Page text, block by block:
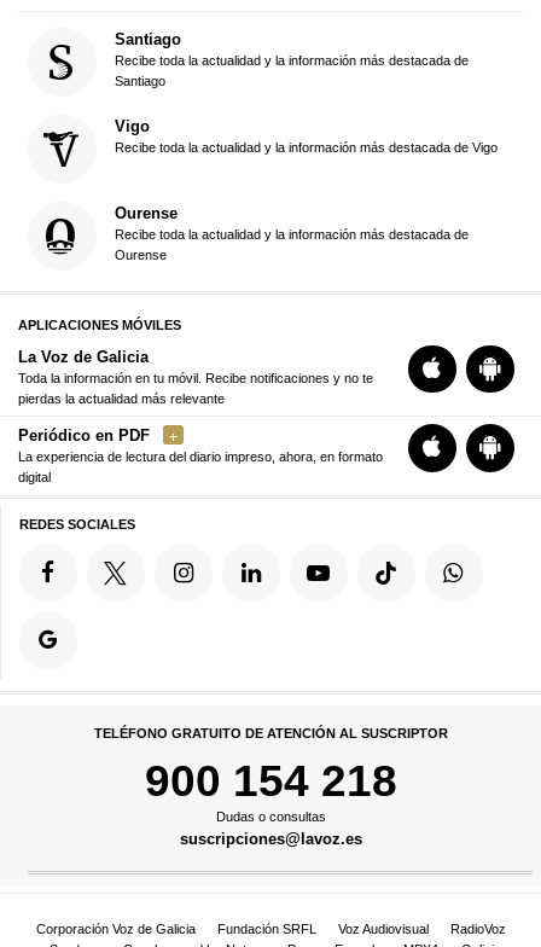
Santiago
Recibe toda la actualidad y la información más destacada de
Santiago
Vigo
Recibe toda la actualidad y la información más destacada de Vigo
Ourense
Recibe toda la actualidad y la información más destacada de
Ourense
APLICACIONES MÓVILES
La Voz de Galicia
Toda la información en tu móvil. Recibe notificaciones y no te
pierdas la actualidad más relevante
Periódico en PDF
La experiencia de lectura del diario impreso, ahora, en formato
digital
REDES SOCIALES
TELÉFONO GRATUITO DE ATENCIÓN AL SUSCRIPTOR
900 154 218
Dudas o consultas
suscripciones@lavoz.es
Corporación Voz de Galicia Fundación SRFL Voz Audiovisual
RadioVoz